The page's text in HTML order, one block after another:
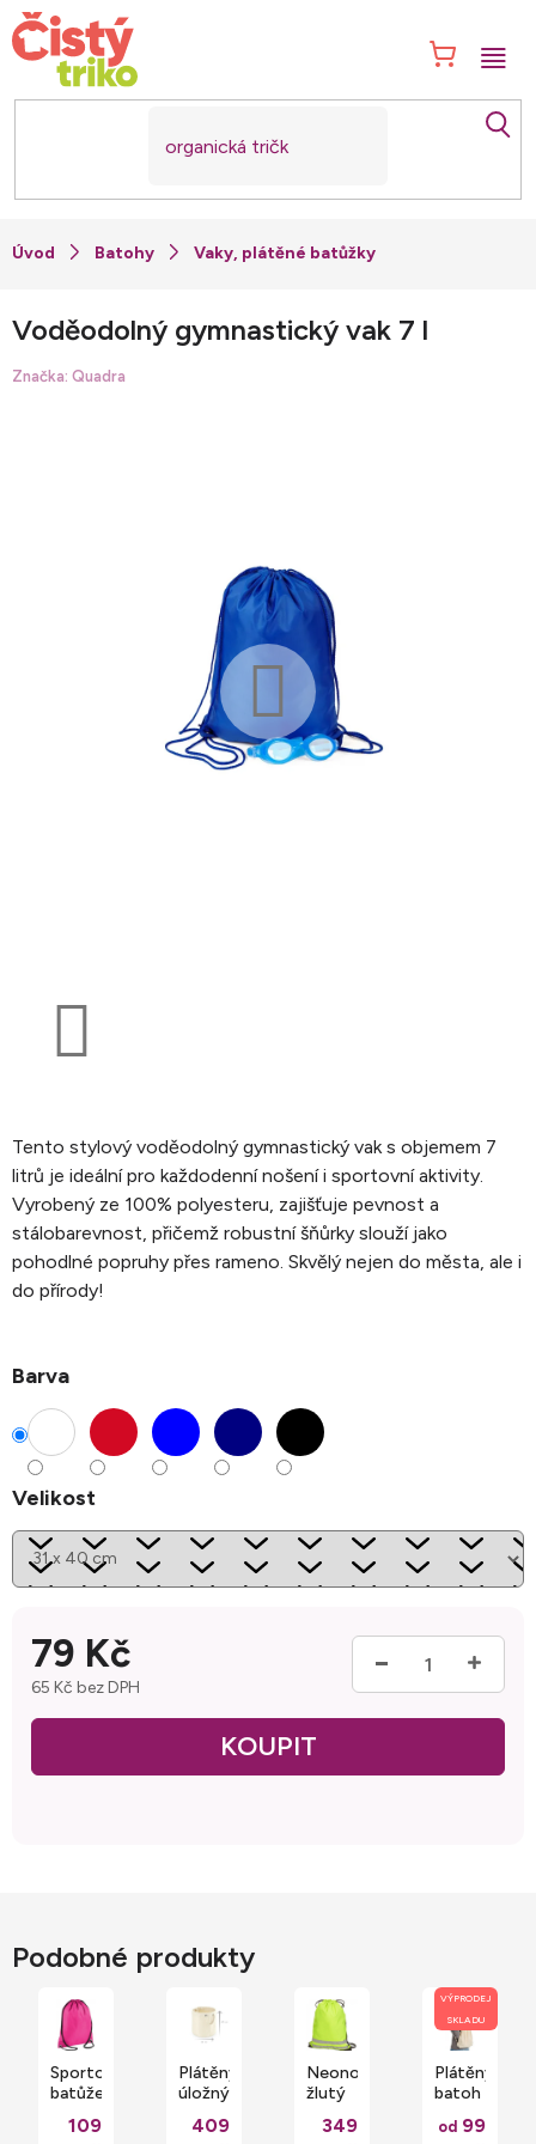
Přejít
na
obsah
Batohy Vaky, plátěné batůžky
Tento stylový voděodolný gymnastický vak s objemem 7
litrů je ideální pro každodenní nošení i sportovní aktivity.
Vyrobený ze 100% polyesteru, zajišťuje pevnost a
stálobarevnost, přičemž robustní šňůrky slouží jako
pohodlné popruhy přes rameno. Skvělý nejen do města, ale i
do přírody!
Barva
Velikost
79 Kč
65 Kč bez DPH
Voděodolný gymnastický vak 7 l
Značka: Quadra
Podobné produkty
Sportovní
batůžek
šňůrkami
109
Plátěný
úložný
Westford
409
Neonově
žlutý
sáček
349
VÝPRODEJ
SKLADU
Plátěný
batoh
se
od 99